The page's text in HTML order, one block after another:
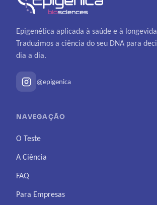
Epigenética aplicada à saúde e à
Traduzimos a ciência do seu DNA para
dia a dia.
@epigenica
NAVEGAÇÃO
O Teste
A Ciência
FAQ
Para Empresas